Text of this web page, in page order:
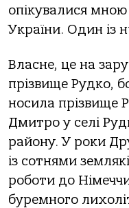
опікувалися
України. Один із
Власне, це на
прізвище Рудко,
носила прізвище
Дмитро у селі
району. У роки
із сотнями
роботи до
буремного